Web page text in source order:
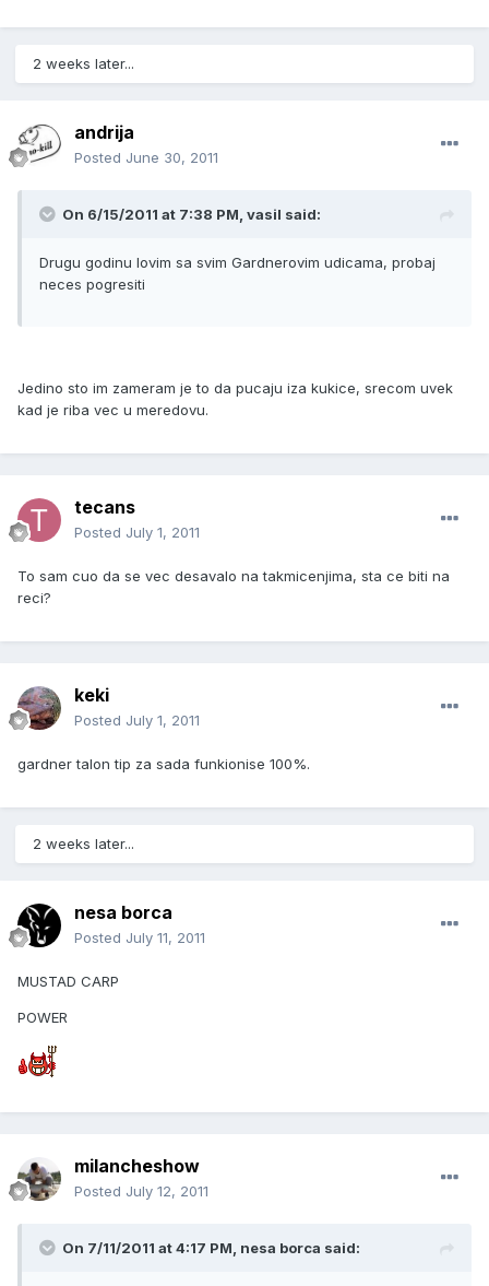
2 weeks later...
andrija
Posted June 30, 2011
On 6/15/2011 at 7:38 PM, vasil said:
Drugu godinu lovim sa svim Gardnerovim udicama, probaj
neces pogresiti
Jedino sto im zameram je to da pucaju iza kukice, srecom uvek
kad je riba vec u meredovu.
tecans
Posted July 1, 2011
To sam cuo da se vec desavalo na takmicenjima, sta ce biti na
reci?
keki
Posted July 1, 2011
gardner talon tip za sada funkionise 100%.
2 weeks later...
nesa borca
Posted July 11, 2011
MUSTAD CARP
POWER
milancheshow
Posted July 12, 2011
On 7/11/2011 at 4:17 PM, nesa borca said: